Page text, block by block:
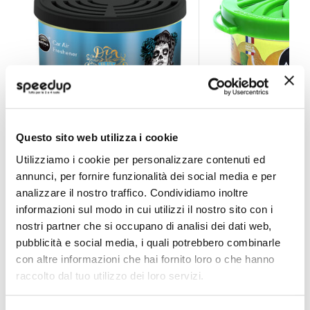
Questo sito web utilizza i cookie
Utilizziamo i cookie per personalizzare contenuti ed
annunci, per fornire funzionalità dei social media e per
analizzare il nostro traffico. Condividiamo inoltre
informazioni sul modo in cui utilizzi il nostro sito con i
nostri partner che si occupano di analisi dei dati web,
pubblicità e social media, i quali potrebbero combinarle
con altre informazioni che hai fornito loro o che hanno
raccolto dal tuo utilizzo dei loro servizi.
Profumi vari Dia De Los Muertos Blue Diamond Girls -
AROMA CAR
40g
6,30 €
CONSEGNA IN 48H
AROMA CAR
Organico
5,10 €
CONSEGNA IN 48H